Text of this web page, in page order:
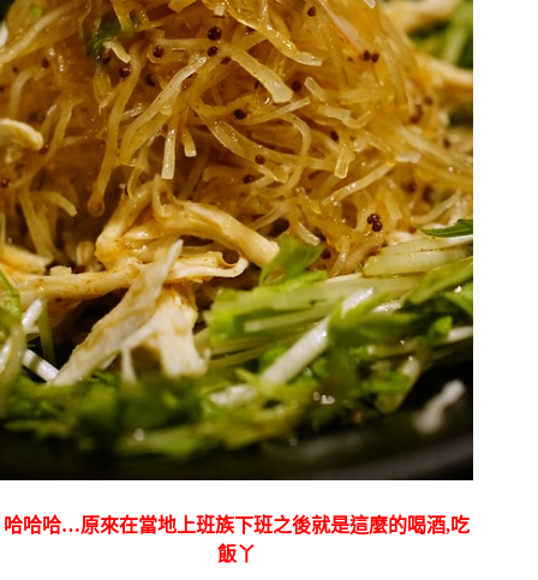
哈哈哈…原來在當地上班族下班之後就是這麼的喝酒,吃
飯丫